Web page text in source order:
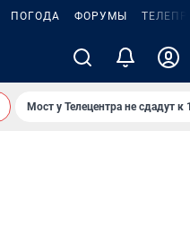
ПОГОДА ФОРУМЫ
Мост у Телецентра не сдадут к